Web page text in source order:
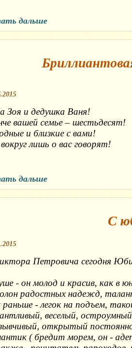
дальше
Зоя и дедушка Ваня!
вашей семье – шестьдесят!
и близкие с вами!
лишь о вас говорят!
дальше
С
Петровича сегодня
- он молод и красив, как в
радостных надежд,
раньше - легок на подъем,
веселый, остроумный
открытый постоянно
( бредит морем, он -